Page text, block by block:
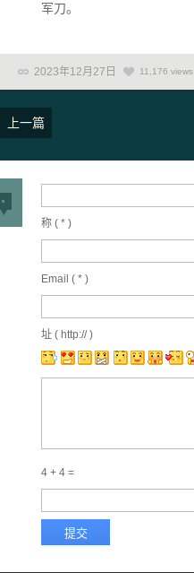
军刀。
2023年12月27日 11,176 views
上一篇
称 ( * )
Email ( * )
址 ( http:// )
4 + 4 =